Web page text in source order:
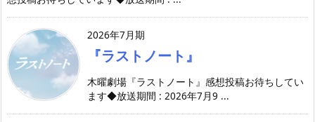
2026年7月期
『ラストノート』
木曜劇場『ラストノート』感想投稿お待ちしてい
ます◆放送期間 : 2026年7月9 ...